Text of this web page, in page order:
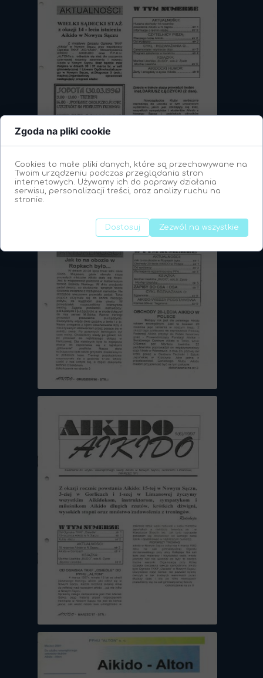
Zgoda na pliki cookie
Cookies to małe pliki danych, które są przechowywane na
Twoim urządzeniu podczas przeglądania stron
internetowych. Używamy ich do poprawy działania
serwisu, personalizacji treści, oraz analizy ruchu na
stronie.
Dostosuj Zezwól na wszystkie